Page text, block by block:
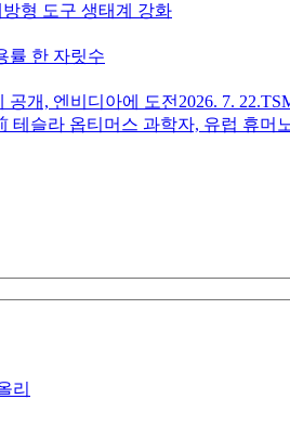
형 도구 생태계 강화
률 한 자릿수
공개, 엔비디아에 도전 2026. 7. 22.
테슬라 옵티머스 과학자, 유럽 휴머
리